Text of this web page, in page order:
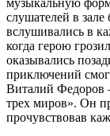
слушателей в
вслушивались в
когда герою
оказывались
приключений смог
Виталий Федоров
трех миров». Он
прочувствовав